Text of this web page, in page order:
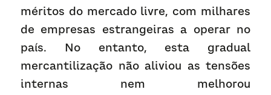
méritos do mercado livre, com milhares
de empresas estrangeiras a operar no
país. No entanto, esta gradual
mercantilização não aliviou as tensões
internas nem melhorou